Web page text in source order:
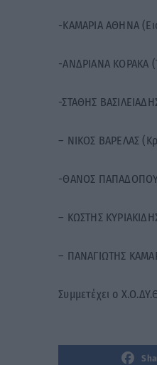
-ΚΑΜΑΡΙΑ ΑΘΗΝΑ
-ΑΝΔΡΙΑΝΑ ΚΟΡΑΚΑ
-ΣΤΑΘΗΣ
– ΝΙΚΟΣ ΒΑΡΕΛΑΣ
-ΘΑΝΟΣ
– ΚΩΣΤΗΣ
– ΠΑΝΑΓΙΩΤΗΣ
Συμμετέχει ο